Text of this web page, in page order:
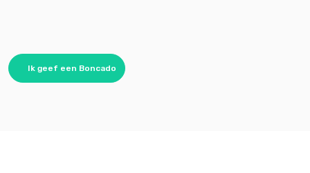
Ik geef een Boncado